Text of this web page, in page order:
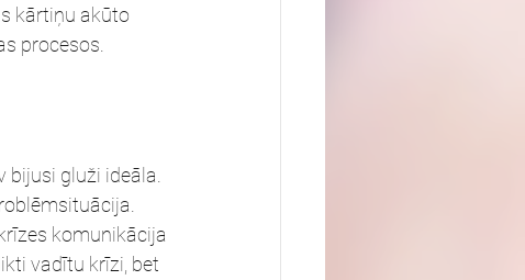
kārtiņu akūto
procesos.
gluži ideāla.
komunikācija
vadītu krīzi, bet